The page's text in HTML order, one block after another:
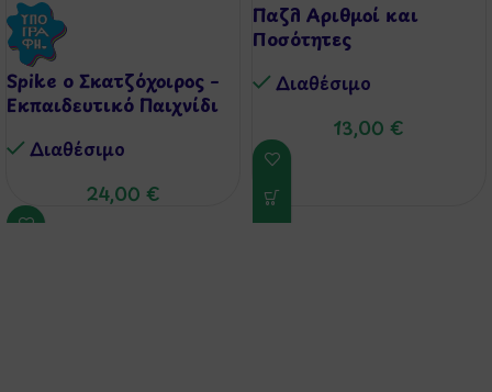
Spike ο Σκατζόχοιρος –
Εκπαιδευτικό Παιχνίδι
Διαθέσιμo
24,00 €
Παζλ Αριθμοί και
Ποσότητες
Διαθέσιμo
13,00 €